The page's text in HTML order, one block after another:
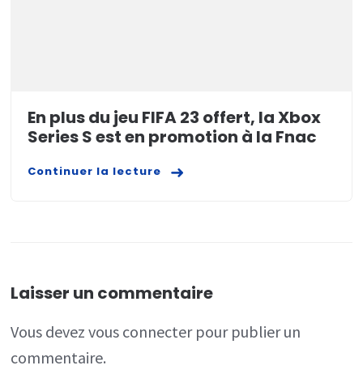
En plus du jeu FIFA 23 offert, la Xbox
Series S est en promotion à la Fnac
Continuer la lecture
Laisser un commentaire
Vous devezvous connecterpour publier un
commentaire.